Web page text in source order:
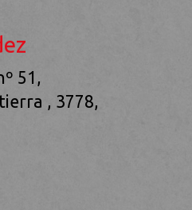
51,
, 3778,